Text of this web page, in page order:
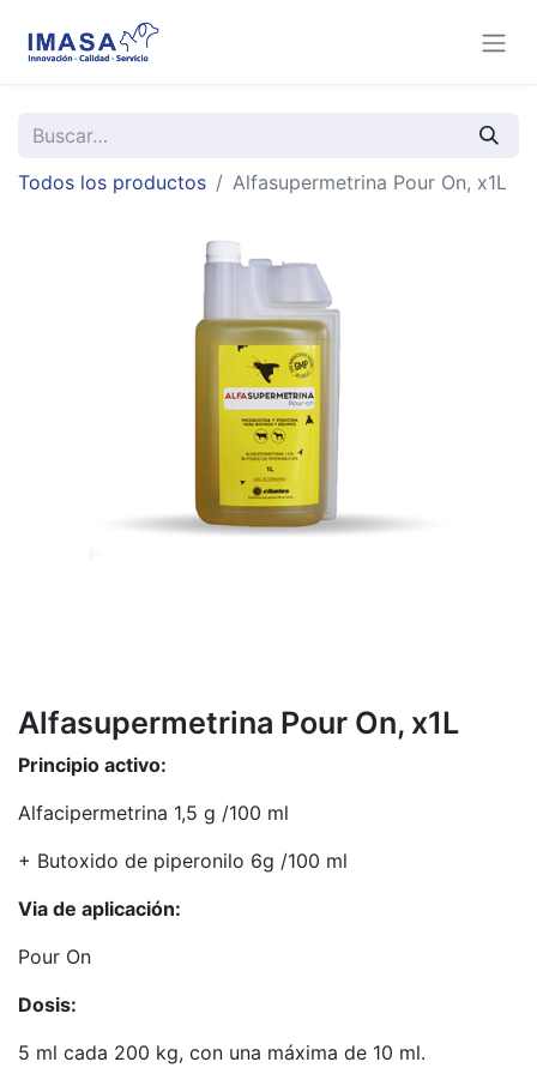
Todos los productos Alfasupermetrina Pour On, x1L
Alfasupermetrina Pour On, x1L
Principio activo:
Alfacipermetrina 1,5 g /100 ml
+ Butoxido de piperonilo 6g /100 ml
Via de aplicación:
Pour On
Dosis:
5 ml cada 200 kg, con una máxima de 10 ml.